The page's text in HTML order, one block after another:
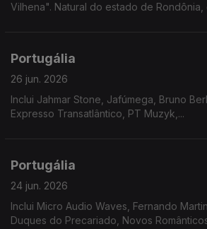
Vilhena". Natural do estado de Rondônia,
Portugália
26 jun. 2026
Inclui Jahmar Stone, Jafúmega, Bruno
Expresso Transatlântico, PT Muzyk,...
Portugália
24 jun. 2026
Inclui Micro Audio Waves, Fernando
Duques do Precariado, Novos